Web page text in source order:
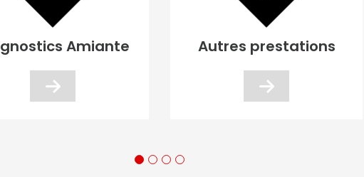
Amiante Autres prestations